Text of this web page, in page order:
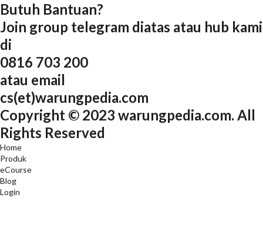
Butuh Bantuan?
Join group telegram diatas atau hub kami
di
0816 703 200
atau email
cs(et)warungpedia.com
Copyright © 2023 warungpedia.com. All
Rights Reserved
Home
Produk
eCourse
Blog
Login